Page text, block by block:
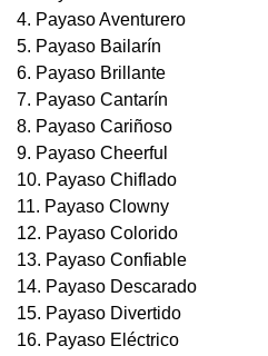
4. Payaso Aventurero
5. Payaso Bailarín
6. Payaso Brillante
7. Payaso Cantarín
8. Payaso Cariñoso
9. Payaso Cheerful
10. Payaso Chiflado
11. Payaso Clowny
12. Payaso Colorido
13. Payaso Confiable
14. Payaso Descarado
15. Payaso Divertido
16. Payaso Eléctrico